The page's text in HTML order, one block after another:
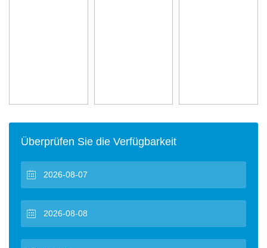
Überprüfen Sie die Verfügbarkeit